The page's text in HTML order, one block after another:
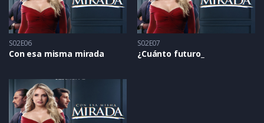
S02E06
Con esa misma mirada
S02E07
¿Cuánto futuro_